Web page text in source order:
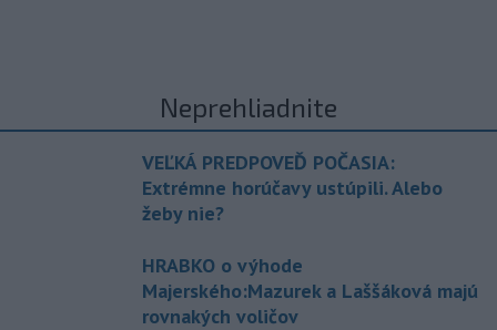
Neprehliadnite
VEĽKÁ PREDPOVEĎ POČASIA:
Extrémne horúčavy ustúpili. Alebo
žeby nie?
HRABKO o výhode
Majerského:Mazurek a Laššáková majú
rovnakých voličov